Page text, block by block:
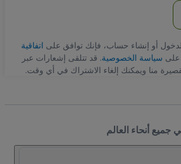
أو إنشاء حساب، فإنك توافق على اتفاقية
على سياسة الخصوصية. قد تتلقى إشعارات عبر
منا ويمكنك إلغاء الاشتراك في أي وقت.
جميع أنحاء العالم